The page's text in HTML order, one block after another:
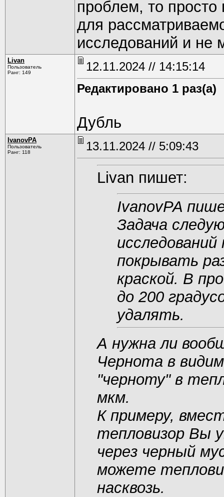
проблем, то
для
исследований и не
Livan
Пользователь
Ранг: 149
12.11.2024 // 14:15:14
Редактировано 1 раз(а)
Дубль
IvanovPA
Пользователь
Ранг: 118
13.11.2024 // 5:09:43
Livan пишет:
IvanovPA
Задача
покрывать
краской. В
до 200
удалять.
А нужна ли
Чернота в
"черноту" в
мкм.
К примеру,
тепловизор Вы
через черный
можете
насквозь.